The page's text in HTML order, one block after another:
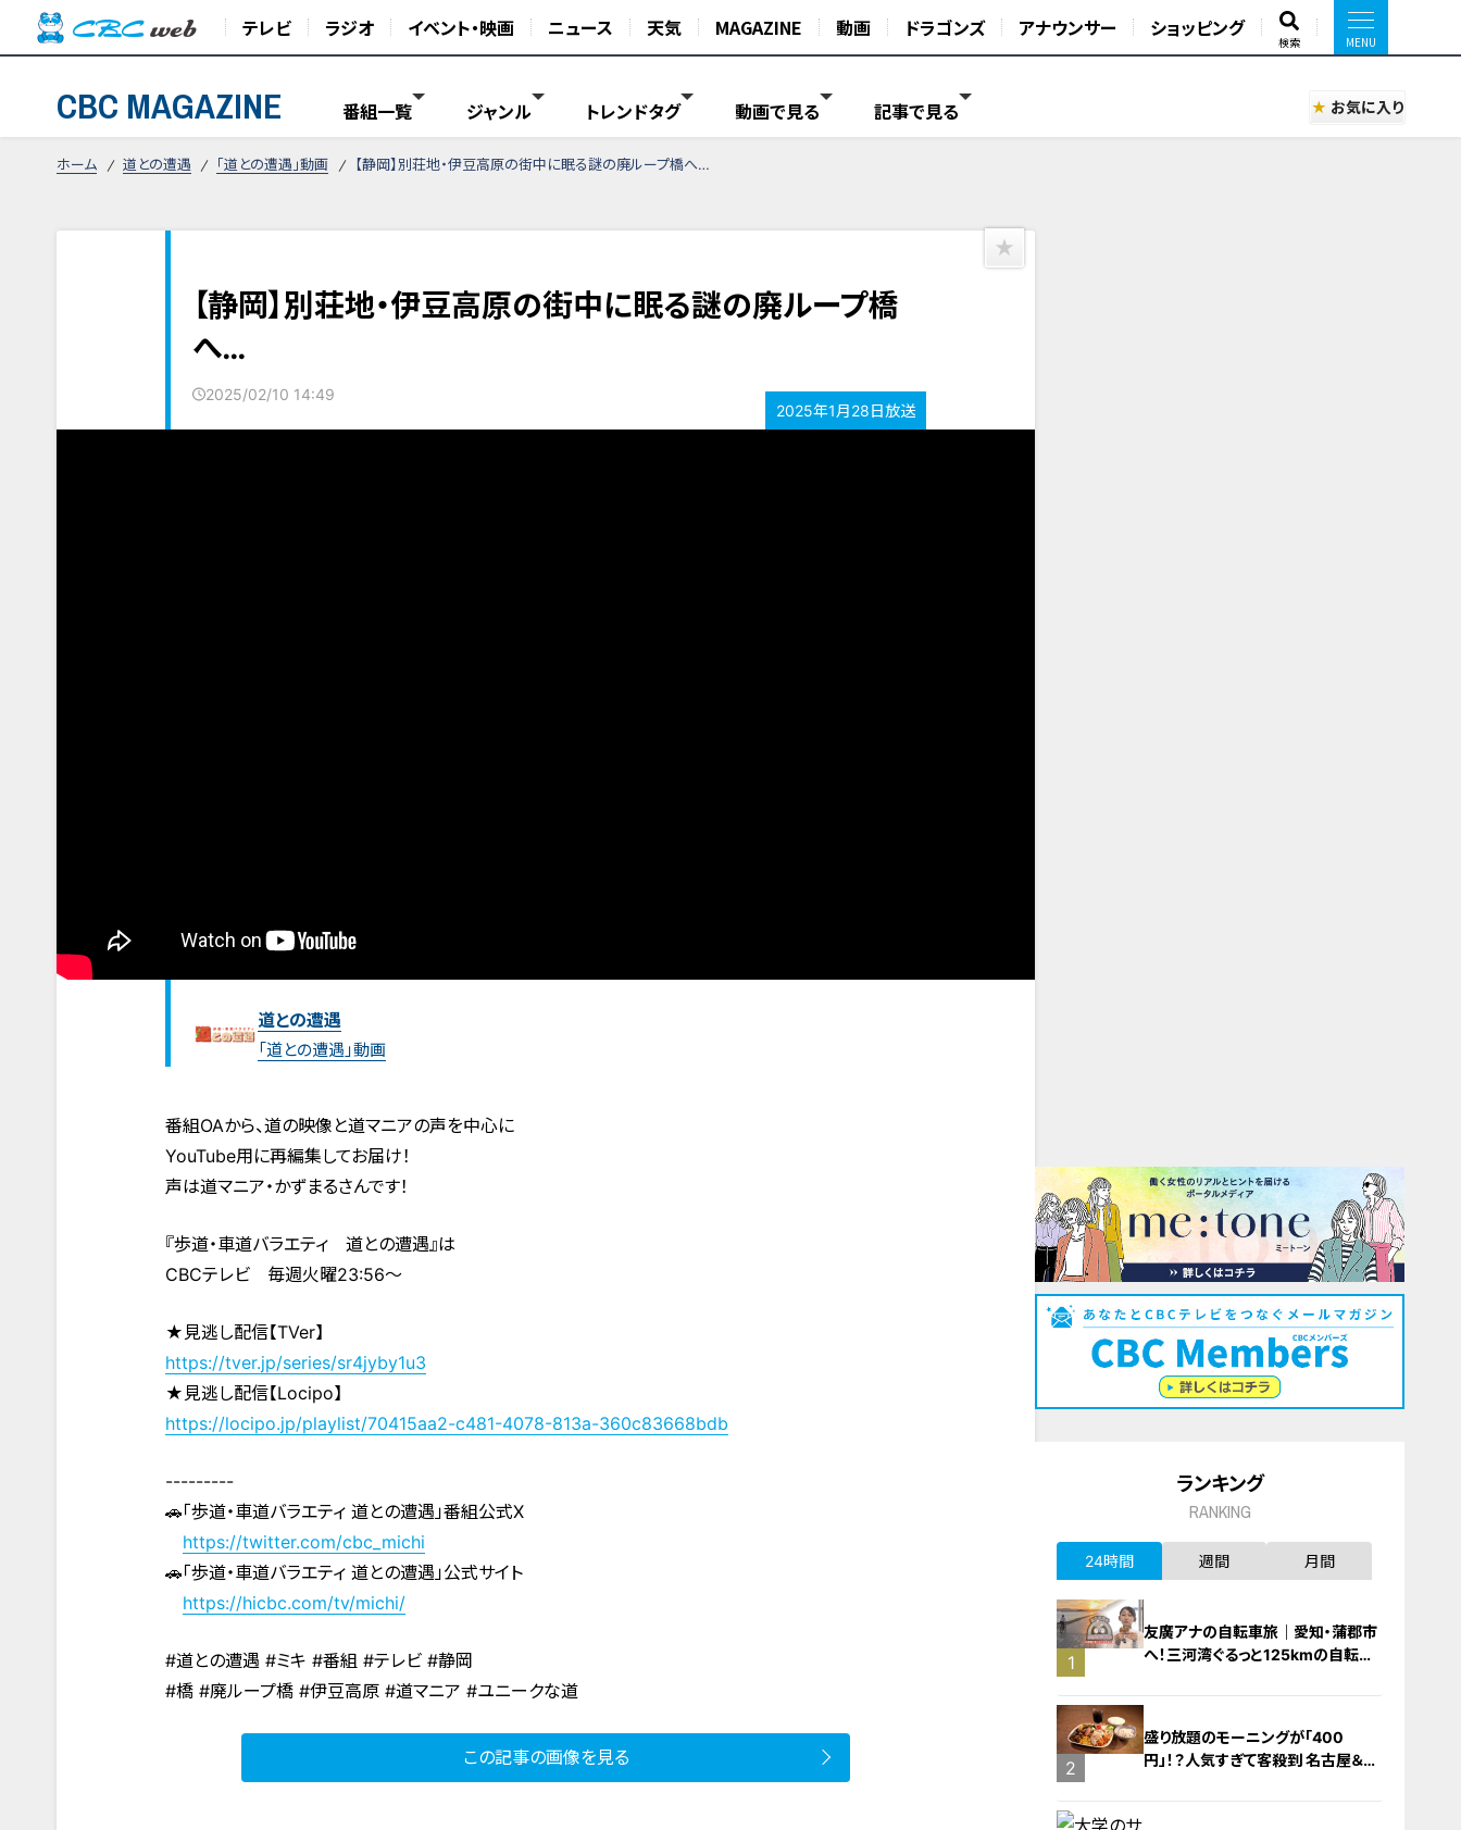
テレビ ラジオ イベント・映画 ニュース 天気 MAGAZINE 動画 ドラゴンズ アナウンサー ショッピング
検索
CBC MAGAZINE 番組一覧 ジャンル トレンドタグ 動画で見る 記事で見る お気に入り
ホーム 道との遭遇 「道との遭遇」動画 【静岡】別荘地・伊豆高原の街中に眠る謎の廃ループ橋へ…
【静岡】別荘地・伊豆高原の街中に眠る謎の廃ループ橋
へ…
2025/02/10 14:49
2025年1月28日放送
道との遭遇
「道との遭遇」動画
番組OAから、道の映像と道マニアの声を中心に
YouTube用に再編集してお届け！
声は道マニア・かずまるさんです！
『歩道・車道バラエティ 道との遭遇』は
CBCテレビ 毎週火曜23:56～
★見逃し配信【TVer】
https://tver.jp/series/sr4jyby1u3
★見逃し配信【Locipo】
https://locipo.jp/playlist/70415aa2-c481-4078-813a-360c83668bdb
---------
🚗「歩道・車道バラエティ 道との遭遇」番組公式X
https://twitter.com/cbc_michi
🚗「歩道・車道バラエティ 道との遭遇」公式サイト
https://hicbc.com/tv/michi/
#道との遭遇 #ミキ #番組 #テレビ #静岡
#橋 #廃ループ橋 #伊豆高原 #道マニア #ユニークな道
この記事の画像を見る
ランキング
RANKING
24時間 週間 月間
1
友廣アナの自転車旅｜愛知・蒲郡市
へ！三河湾ぐるっと125kmの自転車
2
盛り放題のモーニングが「400
円」！？人気すぎて客殺到 名古屋＆岐